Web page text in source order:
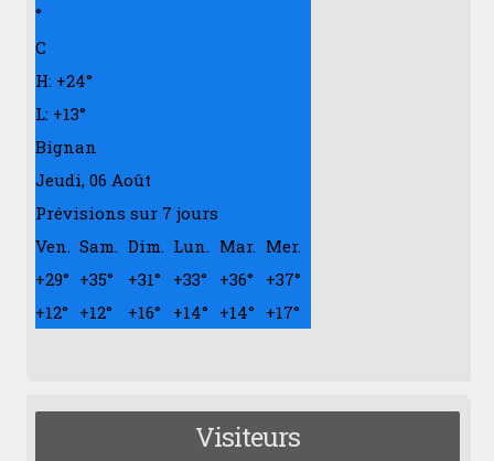
°
C
H: +24°
L: +13°
Bignan
Jeudi, 06 Août
Prévisions sur 7 jours
Ven. Sam. Dim. Lun. Mar. Mer.
+29° +35° +31° +33° +36° +37°
+12° +12° +16° +14° +14° +17°
Visiteurs